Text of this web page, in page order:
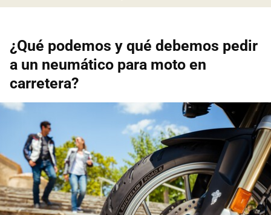
¿Qué podemos y qué debemos pedir
a un neumático para moto en
carretera?